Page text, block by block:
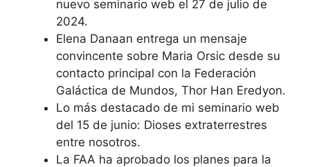
nuevo seminario web el 27 de julio de
2024.
Elena Danaan entrega un mensaje
convincente sobre Maria Orsic desde su
contacto principal con la Federación
Galáctica de Mundos, Thor Han Eredyon.
Lo más destacado de mi seminario web
del 15 de junio: Dioses extraterrestres
entre nosotros.
La FAA ha aprobado los planes para la